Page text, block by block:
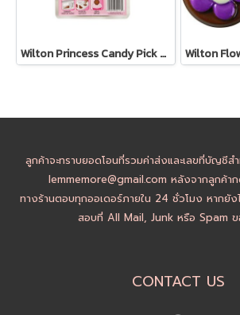
Wilton Princess Candy Pick Mold
ลูกค้าจะทราบยอดโอนที่รวมค่าส่งและเลขที่บัญชีส
lemmemore@gmail.com หลังจากลูกค้า
ทางร้านตอบทุกออเดอร์ภายใน 24 ชั่วโมง หากยั
สอบที่ All Mail, Junk หรือ Spam ข
CONTACT US